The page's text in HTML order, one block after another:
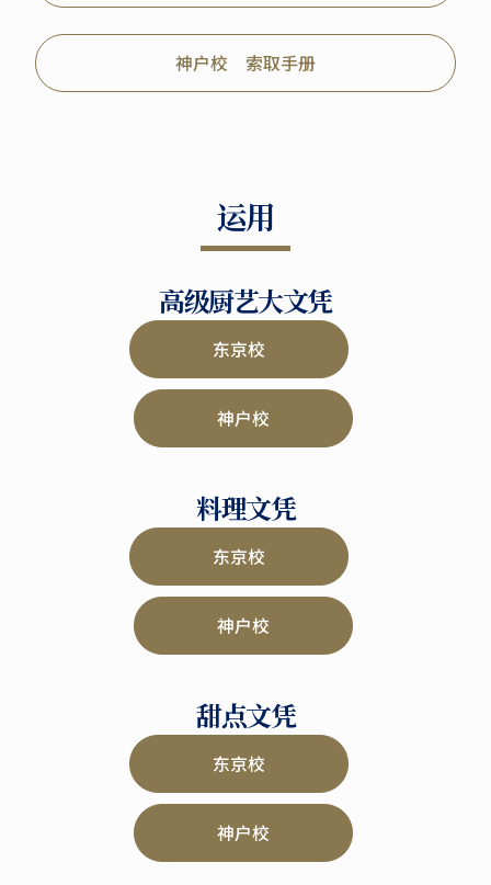
神户校 索取手册
运用
高级厨艺大文凭
东京校
神户校
料理文凭
东京校
神户校
甜点文凭
东京校
神户校